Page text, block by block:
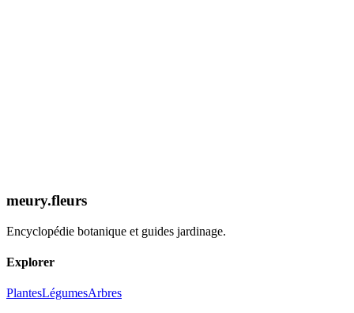
Découvrir la Fiche
meury.fleurs
Encyclopédie botanique et guides jardinage.
Explorer
PlantesLégumesArbres